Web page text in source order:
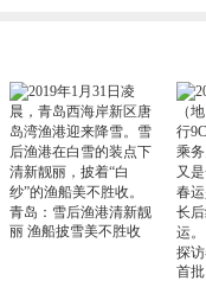
青岛：雪后渔港清新靓
丽 渔船披雪美不胜收
探
首